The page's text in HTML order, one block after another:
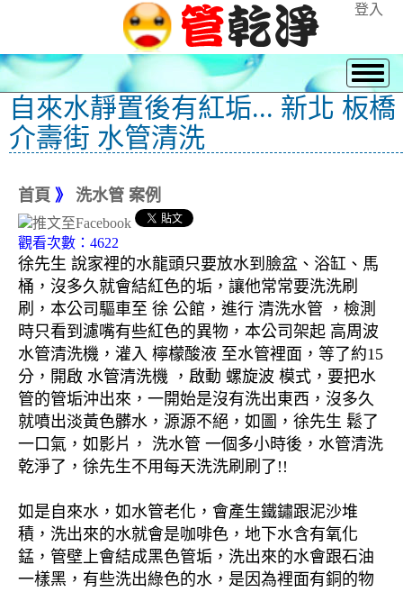
登入
自來水靜置後有紅垢... 新北 板橋
介壽街 水管清洗
首頁 》 洗水管 案例
觀看次數：4622
徐先生 說家裡的水龍頭只要放水到臉盆、浴缸、馬
桶，沒多久就會結紅色的垢，讓他常常要洗洗刷
刷，本公司驅車至 徐 公館，進行 清洗水管 ，檢測
時只看到濾嘴有些紅色的異物，本公司架起 高周波
水管清洗機，灌入 檸檬酸液 至水管裡面，等了約15
分，開啟 水管清洗機 ，啟動 螺旋波 模式，要把水
管的管垢沖出來，一開始是沒有洗出東西，沒多久
就噴出淡黃色髒水，源源不絕，如圖，徐先生 鬆了
一口氣，如影片， 洗水管 一個多小時後，水管清洗
乾淨了，徐先生不用每天洗洗刷刷了!!
如是自來水，如水管老化，會產生鐵鏽跟泥沙堆
積，洗出來的水就會是咖啡色，地下水含有氧化
錳，管壁上會結成黑色管垢，洗出來的水會跟石油
一樣黑，有些洗出綠色的水，是因為裡面有銅的物